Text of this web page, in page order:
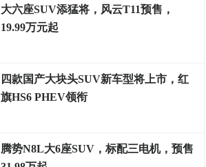
大六座SUV添猛将，风云T11预售，
19.99万元起
四款国产大块头SUV新车型将上市，红
旗HS6 PHEV领衔
腾势N8L大6座SUV，标配三电机，预售